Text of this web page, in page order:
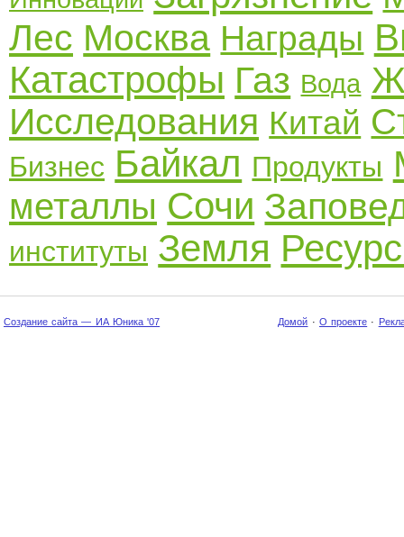
Лес Москва Награды
Катастрофы Газ Вода
Исследования Китай
Бизнес Байкал Продукты
металлы Сочи
институты Земля
Создание сайта — ИА Юника '07 Домой · О проекте ·